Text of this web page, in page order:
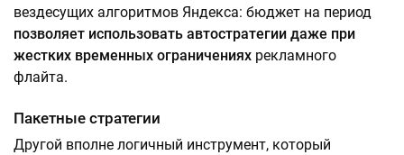
вездесущих алгоритмов Яндекса: бюджет на период
позволяет использовать автостратегии даже при
жестких временных ограничениях рекламного
флайта.
Пакетные стратегии
Другой вполне логичный инструмент, который